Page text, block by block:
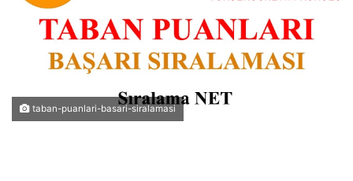
taban-puanlari-basari-siralamasi